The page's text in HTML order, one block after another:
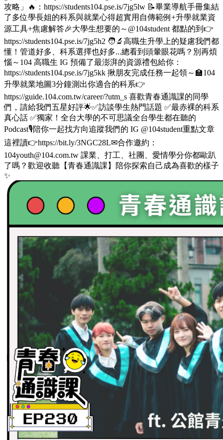
攻略」🔥：https://students104.pse.is/7jg5lw 📝畢業導航手冊集結
了多位學長姐的科系與就業心得超實用自傳範例+升學就業資
源工具+焦慮解答🎉大學生想要的～@104student 都點的到👉
https://students104.pse.is/7jg5h2 🧑‍🔬高職生升學上的疑慮我們都
懂！管道好多、科系選擇也好多...總看到頭暈眼花嗎？別再煩
惱～104 高職生 IG 預備了最澎湃的資源禮包給你：
https://students104.pse.is/7jg5kk 揪朋友完成任務一起領～🏫104
升學就業地圖3分鐘測出你適合的科系👉
https://guide.104.com.tw/career/?utm_s 喜歡青春通識課的同學
們，請給我們五星好評🌟✅訪談學生熱門話題 ✅最赤裸的科系
真心話 ✅獨家！全台大學的不可思議全台學生都在聽的
Podcast🎙️陪你一起找方向追蹤我們的 IG @104student重點文章
這裡讀👉https://bit.ly/3NGC28L✉合作邀約：
104youth@104.com.tw 課業、打工、社團、愛情學分你都歐趴
了嗎？歡迎收聽【青春通識課】陪你探索自己成為喜歡的樣子
✨